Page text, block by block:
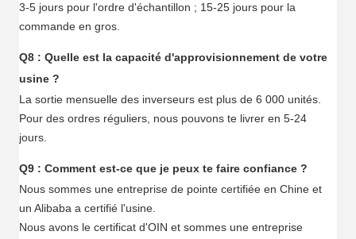
3-5 jours pour l'ordre d'échantillon ; 15-25 jours pour la
commande en gros.
Q8 : Quelle est la capacité d'approvisionnement de votre
usine ?
La sortie mensuelle des inverseurs est plus de 6 000 unités.
Pour des ordres réguliers, nous pouvons te livrer en 5-24
jours.
Q9 : Comment est-ce que je peux te faire confiance ?
Nous sommes une entreprise de pointe certifiée en Chine et
un Alibaba a certifié l'usine.
Nous avons le certificat d'OIN et sommes une entreprise